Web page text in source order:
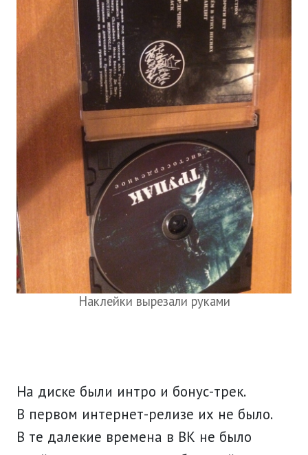
Наклейки вырезали руками
На диске были интро и бонус-трек.
В первом интернет-релизе их не было.
В те далекие времена в ВК не было